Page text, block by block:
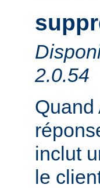
2.0.54
Quand
inclut
le